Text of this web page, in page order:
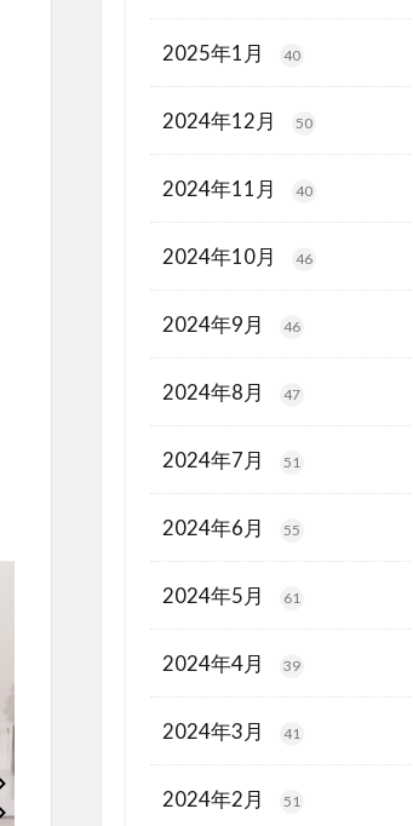
2025年1月 40
2024年12月 50
2024年11月 40
2024年10月 46
2024年9月 46
2024年8月 47
2024年7月 51
2024年6月 55
2024年5月 61
2024年4月 39
2024年3月 41
2024年2月 51